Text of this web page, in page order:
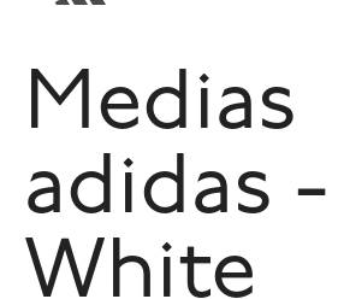
Medias
adidas -
White